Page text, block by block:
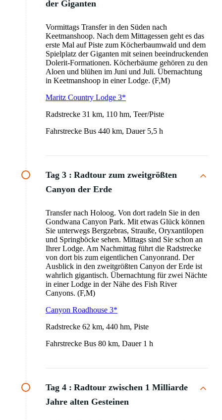
der Giganten
Vormittags Transfer in den Süden nach
Keetmanshoop. Nach dem Mittagessen geht es das
erste Mal auf Piste zum Köcherbaumwald und dem
Spielplatz der Giganten mit seinen beeindruckenden
Dolerit-Formationen. Köcherbäume gehören zu den
Aloen und blühen im Juni und Juli. Übernachtung
in Keetmanshoop in einer Lodge. (F,M)
Maritz Country Lodge 3*
Radstrecke 31 km, 110 hm, Teer/Piste
Fahrstrecke Bus 440 km, Dauer 5,5 h
Tag 3 : Radtour zum zweitgrößten
Canyon der Erde
Transfer nach Holoog. Von dort radeln Sie in den
Gondwana Canyon Park. Mit etwas Glück können
Sie unterwegs Bergzebras, Strauße, Oryxantilopen
und Springböcke sehen. Mittags sind Sie schon an
Ihrer Lodge. Am Nachmittag führt die Radstrecke
von dort bis zum eigentlichen Canyonrand. Der
Ausblick in den zweitgrößten Canyon der Erde ist
wahrlich gigantisch. Übernachtung für zwei Nächte
in einer Lodge in der Nähe des Fish River
Canyons. (F,M)
Canyon Roadhouse 3*
Radstrecke 62 km, 440 hm, Piste
Fahrstrecke Bus 80 km, Dauer 1 h
Tag 4 : Radtour zwischen 1 Milliarde
Jahre alten Gesteinen